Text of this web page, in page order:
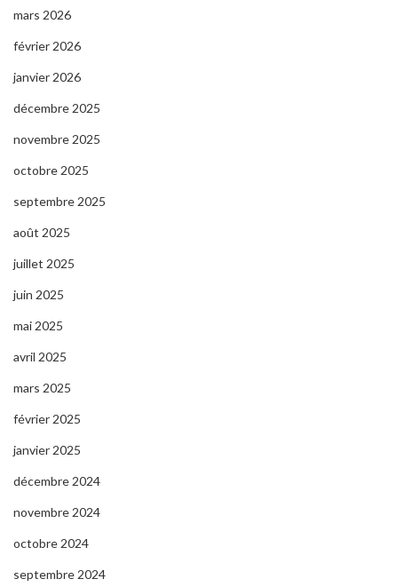
mars 2026
février 2026
janvier 2026
décembre 2025
novembre 2025
octobre 2025
septembre 2025
août 2025
juillet 2025
juin 2025
mai 2025
avril 2025
mars 2025
février 2025
janvier 2025
décembre 2024
novembre 2024
octobre 2024
septembre 2024